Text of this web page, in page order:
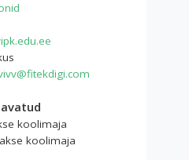
koolimaja
koolimaja